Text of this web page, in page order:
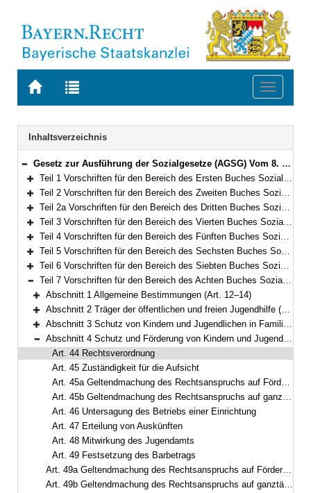
Zur
BAYERN.RECHT
Zur
letzten
Suche
Toggle
Navigation
Inhaltsverzeichnis
Bereich reduzieren
Gesetz zur Ausführung der Sozialgesetze (AGSG) Vom 8. Dezember 2006 (GVBl. S. 942) BayRS 86-7-A/G (Art. 1–122)
Bereich erweitern
Teil 1 Vorschriften für den Bereich des Ersten Buches Sozialgesetzbuch – Allgemeiner Teil – (Art. 1)
Bereich erweitern
Teil 2 Vorschriften für den Bereich des Zweiten Buches Sozialgesetzbuch – Grundsicherung für Arbeitsuchende – (Art. 2–3)
Bereich erweitern
Teil 2a Vorschriften für den Bereich des Dritten Buches Sozialgesetzbuch – Arbeitsförderung – (Art. 4–5a)
Bereich erweitern
Teil 3 Vorschriften für den Bereich des Vierten Buches Sozialgesetzbuch – Gemeinsame Vorschriften für die Sozialversicherung – (Art. 6–8)
Bereich erweitern
Teil 4 Vorschriften für den Bereich des Fünften Buches Sozialgesetzbuch – Gesetzliche Krankenversicherung – (Art. 9)
Bereich erweitern
Teil 5 Vorschriften für den Bereich des Sechsten Buches Sozialgesetzbuch – Gesetzliche Rentenversicherung– (Art. 10–10a)
Bereich erweitern
Teil 6 Vorschriften für den Bereich des Siebten Buches Sozialgesetzbuch – Gesetzliche Unfallversicherung – (Art. 11)
Bereich reduzieren
Teil 7 Vorschriften für den Bereich des Achten Buches Sozialgesetzbuch – Kinder- und Jugendhilfe – und für weitere Regelungen des Kinder- und Jugendhilferechts (Art. 12–66)
Bereich erweitern
Abschnitt 1 Allgemeine Bestimmungen (Art. 12–14)
Bereich erweitern
Abschnitt 2 Träger der öffentlichen und freien Jugendhilfe (Art. 15–33)
Bereich erweitern
Abschnitt 3 Schutz von Kindern und Jugendlichen in Familienpflege (Art. 34–43)
Bereich reduzieren
Abschnitt 4 Schutz und Förderung von Kindern und Jugendlichen in Einrichtungen (Art. 44–49)
Art. 44 Rechtsverordnung
Art. 45 Zuständigkeit für die Aufsicht
Art. 45a Geltendmachung des Rechtsanspruchs auf Förderung in einer Tageseinrichtung oder in Kindertagespflege bis zum Schuleintritt
Art. 45b Geltendmachung des Rechtsanspruchs auf ganztägige Bildung und Betreuung von Kindern im Grundschulalter
Art. 46 Untersagung des Betriebs einer Einrichtung
Art. 47 Erteilung von Auskünften
Art. 48 Mitwirkung des Jugendamts
Art. 49 Festsetzung des Barbetrags
Art. 49a Geltendmachung des Rechtsanspruchs auf Förderung in einer Tageseinrichtung oder in Kindertagespflege bis zum Schuleintritt (noch nicht in Kraft)
Art. 49b Geltendmachung des Rechtsanspruchs auf ganztägige Bildung und Betreuung von Kindern im Grundschulalter (noch nicht in Kraft)